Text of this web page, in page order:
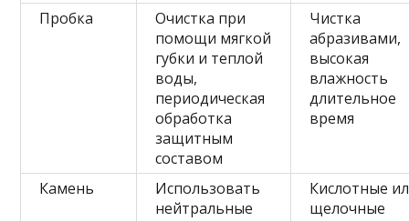
Пробка
Очистка при
помощи мягкой
губки и теплой
воды,
периодическая
обработка
защитным
составом
Чистка
абразивами,
высокая
влажность
длительное
время
Камень
Использовать
нейтральные
Кислотные
щелочные